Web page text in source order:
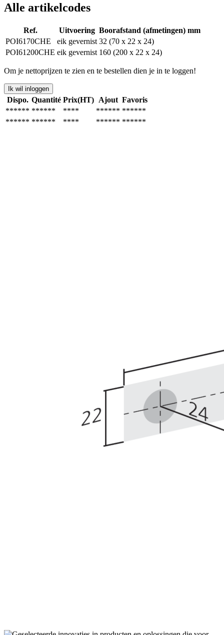
Alle artikelcodes
Ref. Uitvoering Boorafstand (afmetingen) mm
POI6170CHE
eik gevernist 32 (70 x 22 x 24)
POI61200CHE eik gevernist 160 (200 x 22 x 24)
Om je nettoprijzen te zien en te bestellen dien je in te loggen!
Ik wil inloggen
Dispo. Quantité Prix(HT) Ajout Favoris
****** ****** **** ****** ******
****** ****** **** ****** ******